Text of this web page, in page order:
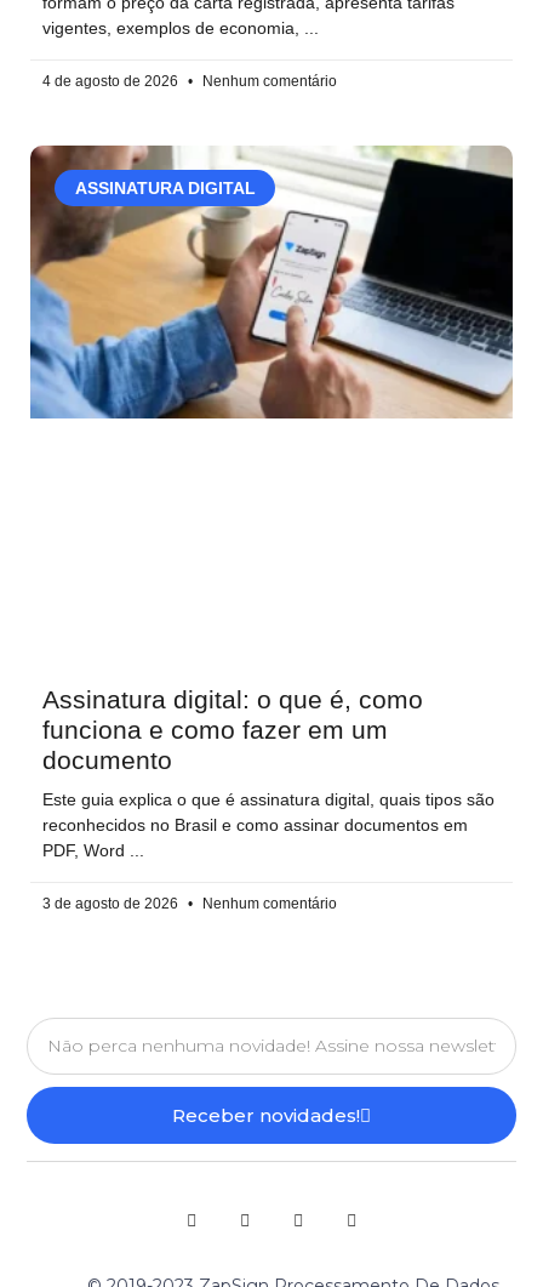
vigentes, exemplos de economia,
4 de agosto de 2026 Nenhum comentário
ASSINATURA DIGITAL
Assinatura digital: o que é, como
funciona e como fazer em um
documento
Este guia explica o que é assinatura digital, quais tipos são
reconhecidos no Brasil e como assinar documentos em
PDF, Word
3 de agosto de 2026 Nenhum comentário
Receber novidades!